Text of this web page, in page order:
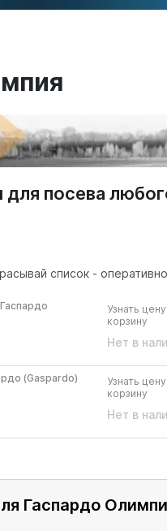
для посева
список -
Узнать
корзину
Нет в
(Gaspardo)
Узнать
корзину
Нет в
Гаспардо